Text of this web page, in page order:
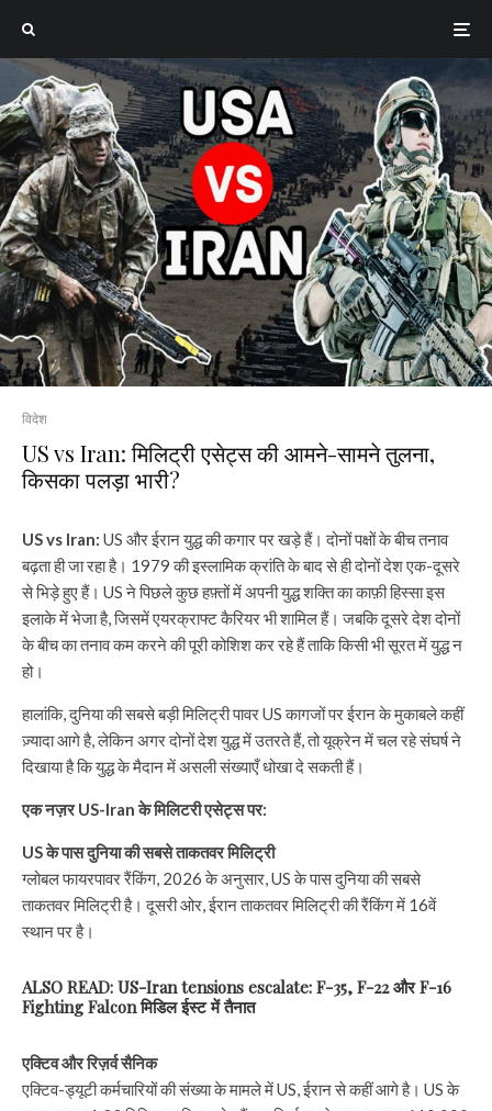
विदेश
US vs Iran: मिलिट्री एसेट्स की आमने-सामने तुलना,
किसका पलड़ा भारी?
US vs Iran: US और ईरान युद्ध की कगार पर खड़े हैं। दोनों पक्षों के बीच तनाव
बढ़ता ही जा रहा है। 1979 की इस्लामिक क्रांति के बाद से ही दोनों देश एक-दूसरे
से भिड़े हुए हैं। US ने पिछले कुछ हफ़्तों में अपनी युद्ध शक्ति का काफ़ी हिस्सा इस
इलाके में भेजा है, जिसमें एयरक्राफ्ट कैरियर भी शामिल हैं। जबकि दूसरे देश दोनों
के बीच का तनाव कम करने की पूरी कोशिश कर रहे हैं ताकि किसी भी सूरत में युद्ध न
हो।
हालांकि, दुनिया की सबसे बड़ी मिलिट्री पावर US कागजों पर ईरान के मुकाबले कहीं
ज़्यादा आगे है, लेकिन अगर दोनों देश युद्ध में उतरते हैं, तो यूक्रेन में चल रहे संघर्ष ने
दिखाया है कि युद्ध के मैदान में असली संख्याएँ धोखा दे सकती हैं।
एक नज़र US-Iran के मिलिटरी एसेट्स पर:
US के पास दुनिया की सबसे ताकतवर मिलिट्री
ग्लोबल फायरपावर रैंकिंग, 2026 के अनुसार, US के पास दुनिया की सबसे
ताकतवर मिलिट्री है। दूसरी ओर, ईरान ताकतवर मिलिट्री की रैंकिंग में 16वें
स्थान पर है।
ALSO READ: US-Iran tensions escalate: F-35, F-22 और F-16
Fighting Falcon मिडिल ईस्ट में तैनात
एक्टिव और रिज़र्व सैनिक
एक्टिव-ड्यूटी कर्मचारियों की संख्या के मामले में US, ईरान से कहीं आगे है। US के